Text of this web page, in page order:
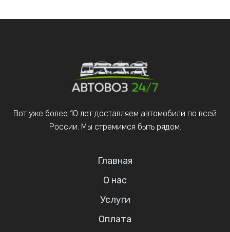
Вот уже более 10 лет доставляем автомобили по всей
России. Мы стремимся быть рядом.
Главная
О нас
Услуги
Оплата